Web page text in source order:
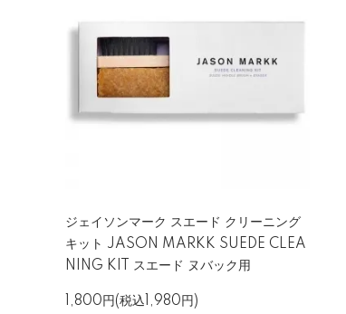
ジェイソンマーク スエード クリーニング
キット JASON MARKK SUEDE CLEA
NING KIT スエード ヌバック用
1,800円(税込1,980円)